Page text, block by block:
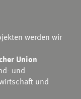
werden wir
Union
und
und